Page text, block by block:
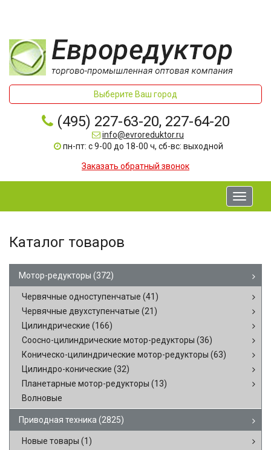
Выберите Ваш город
(495) 227-63-20, 227-64-20
info@evroreduktor.ru
пн-пт: с 9-00 до 18-00 ч, сб-вс: выходной
Заказать обратный звонок
Toggle
Каталог товаров
Мотор-редукторы (372)
Червячные одноступенчатые (41)
Червячные двухступенчатые (21)
Цилиндрические (166)
Соосно-цилиндрические мотор-редукторы (36)
Коническо-цилиндрические мотор-редукторы (63)
Цилиндро-конические (32)
Планетарные мотор-редукторы (13)
Волновые
Приводная техника (2825)
Новые товары (1)